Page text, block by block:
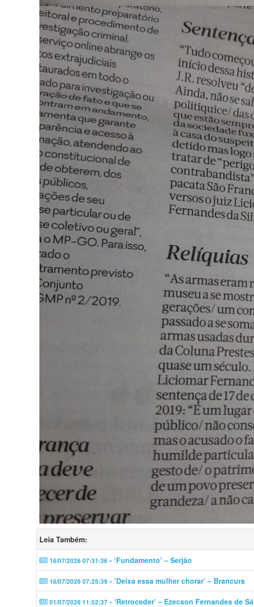
Leia Também:
16/07/2026 07:31:36 - ‘Fundamento’ – Serjão
16/07/2026 07:25:39 - ‘Deixa essa mulher chorar’ – Brancura
01/07/2026 11:52:37 - ‘Retroceder’ – Ezecson Fernandes de Sá